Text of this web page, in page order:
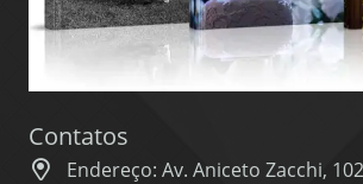
Contatos
Endereço: Av. Aniceto Zacchi,